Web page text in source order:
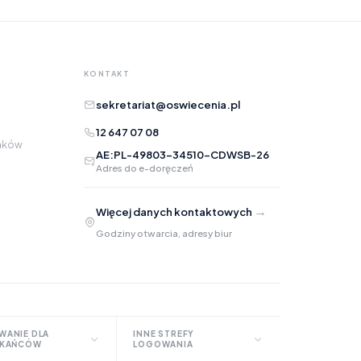
KONTAKT
sekretariat@oswiecenia.pl
12 647 07 08
AE:PL-49803-34510-CDWSB-26
Adres do e-doręczeń
Więcej danych kontaktowych →
Godziny otwarcia, adresy biur
DLA
INNE STREFY
LOGOWANIA
Adres e-mail opcjonalnie
Załączniki